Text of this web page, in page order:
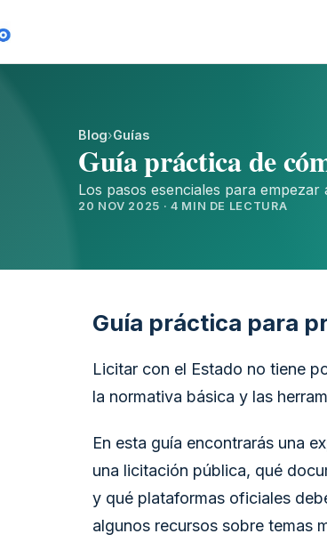
Blog›Guías
Guía práctica de
Los pasos esenciales para
20 NOV 2025 · 4 MIN DE LECTURA
Guía práctica para
Licitar con el Estado no tiene
la normativa básica y las
En esta guía encontrarás una
una licitación pública, qué
y qué plataformas oficiales
algunos recursos sobre temas